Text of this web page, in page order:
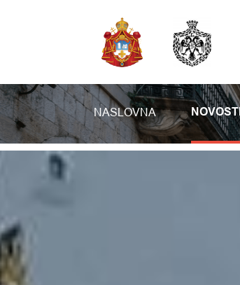
NASLOVNA NOVOSTI